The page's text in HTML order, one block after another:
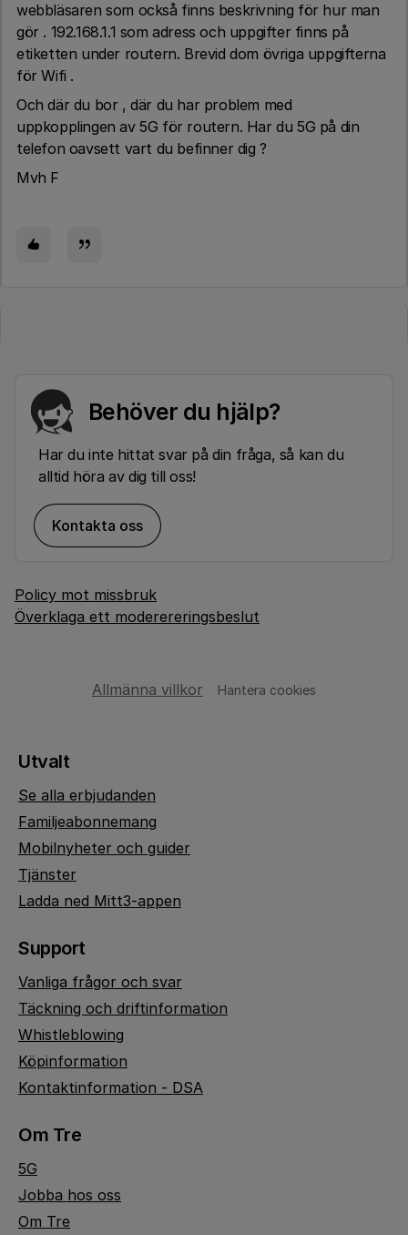
webbläsaren som också finns beskrivning för hur man
gör . 192.168.1.1 som adress och uppgifter finns på
etiketten under routern. Brevid dom övriga uppgifterna
för Wifi .
Och där du bor , där du har problem med
uppkopplingen av 5G för routern. Har du 5G på din
telefon oavsett vart du befinner dig ?
Mvh F
Behöver du hjälp?
Har du inte hittat svar på din fråga, så kan du
alltid höra av dig till oss!
Kontakta oss
Policy mot missbruk
Överklaga ett moderereringsbeslut
Allmänna villkor Hantera cookies
Utvalt
Se alla erbjudanden
Familjeabonnemang
Mobilnyheter och guider
Tjänster
Ladda ned Mitt3-appen
Support
Vanliga frågor och svar
Täckning och driftinformation
Whistleblowing
Köpinformation
Kontaktinformation - DSA
Om Tre
5G
Jobba hos oss
Om Tre